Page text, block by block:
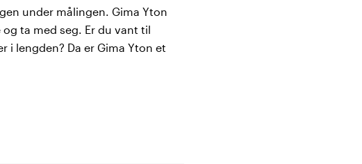
under målingen. Gima Yton
ta med seg. Er du vant til
i lengden? Da er Gima Yton et